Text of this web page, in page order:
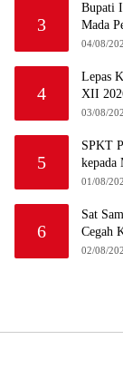
3
Bupati
Mada
04/08/
4
Lepas
XII
03/08/
5
SPKT
kepada
01/08/
6
Sat
Cegah
02/08/